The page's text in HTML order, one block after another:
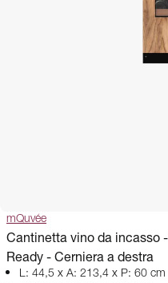
mQuvée
Cantinetta vino da incasso
Ready - Cerniera a destra
L: 44,5 x A: 213,4 x P: 60 cm